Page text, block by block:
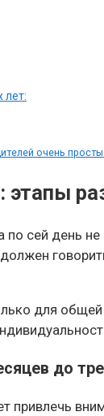
лет:
очень
этапы
сей день
для
до
привлечь